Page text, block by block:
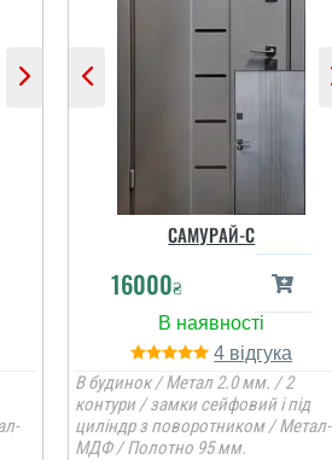
САМУРАЙ-С
16000₴
4
В будинок / Метал 2.0 мм. / 2
контури / замки сейфовий і під
циліндр з поворотником / Метал-
МДФ / Полотно 95 мм.